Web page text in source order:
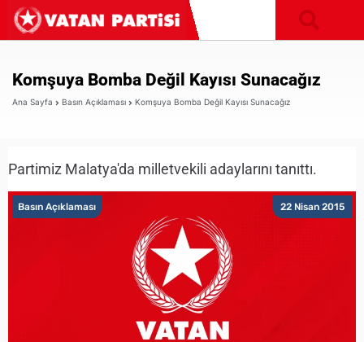
Komşuya Bomba Değil Kayısı Sunacağız
Ana Sayfa Basın Açıklaması Komşuya Bomba Değil Kayısı Sunacağız
Partimiz Malatya'da milletvekili adaylarını tanıttı.
22 Nisan 2015
Basın Açıklaması